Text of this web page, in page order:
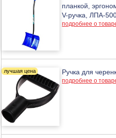
планкой,
V-ручка, ЛПА-
подробнее о
Ручка для
подробнее о